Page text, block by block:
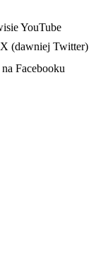
YouTube
(dawniej Twitter)
Facebooku